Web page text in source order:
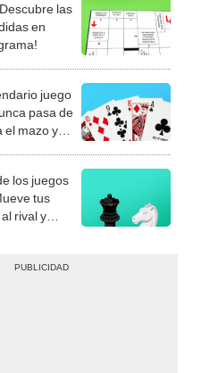
las
en
juego
pasa de
el mazo y
los juegos
tus
rival y